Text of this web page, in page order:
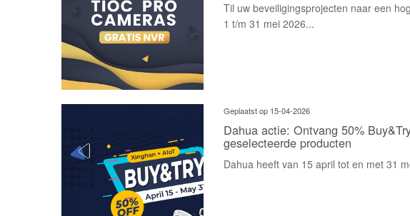
Til uw beveiligingsprojecten naar een
1 t/m 31 mei 2026...
Geplaatst op 15-04-2026
Dahua actie: Ontvang 50%
geselecteerde producten
Dahua heeft van 15 april tot en met 31